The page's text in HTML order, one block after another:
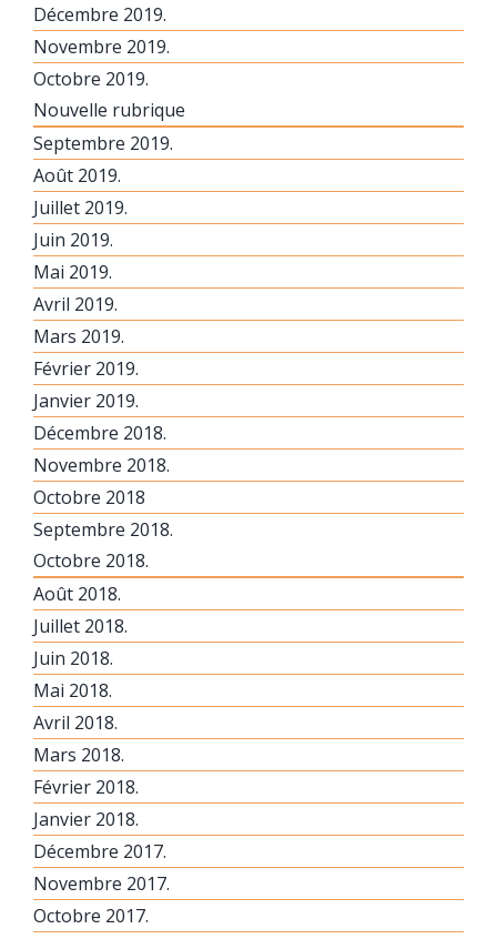
Décembre 2019.
Novembre 2019.
Octobre 2019.
Nouvelle rubrique
Septembre 2019.
Août 2019.
Juillet 2019.
Juin 2019.
Mai 2019.
Avril 2019.
Mars 2019.
Février 2019.
Janvier 2019.
Décembre 2018.
Novembre 2018.
Octobre 2018
Septembre 2018.
Octobre 2018.
Août 2018.
Juillet 2018.
Juin 2018.
Mai 2018.
Avril 2018.
Mars 2018.
Février 2018.
Janvier 2018.
Décembre 2017.
Novembre 2017.
Octobre 2017.